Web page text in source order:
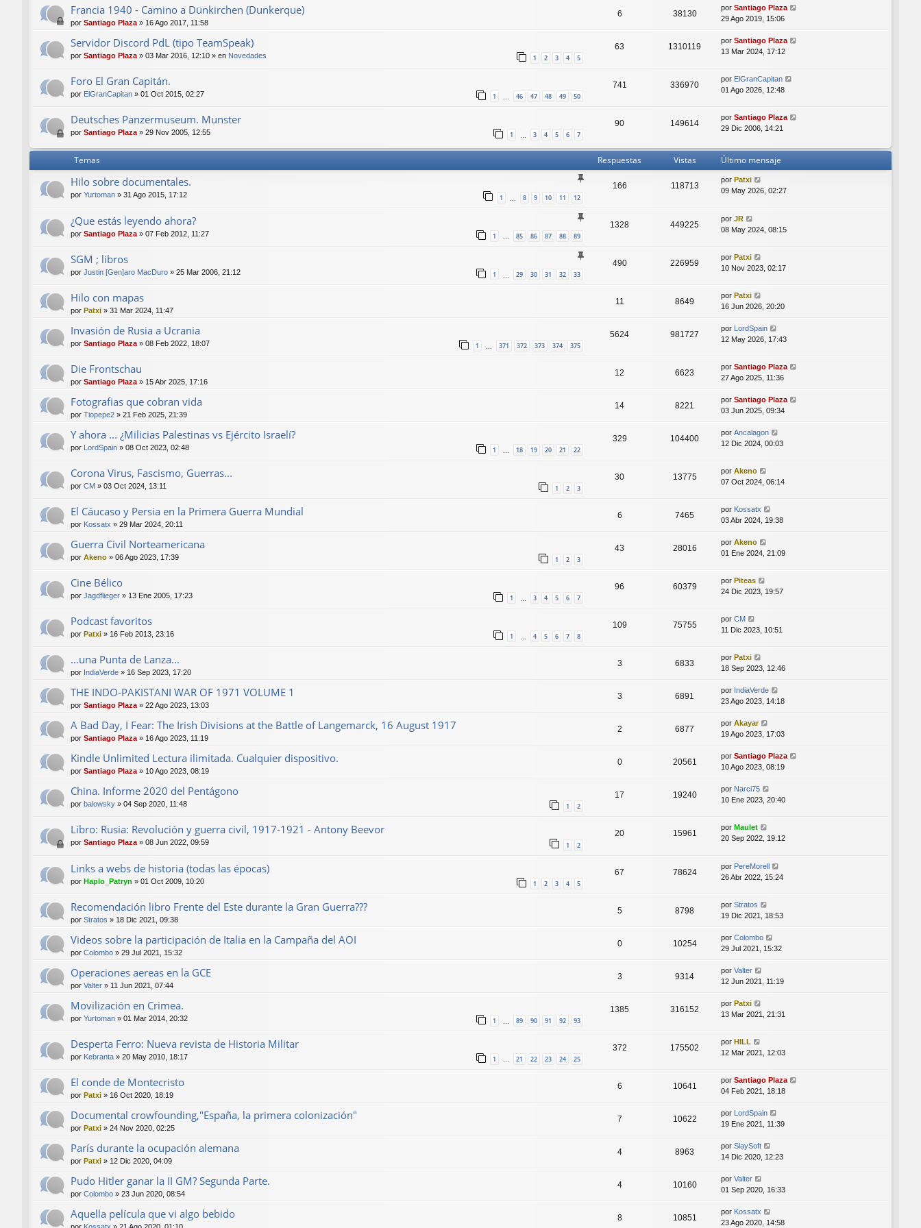
Francia 1940 - Camino a Dünkirchen (Dunkerque)
por Santiago Plaza » 16 Ago 2017, 11:58
6 38130
por Santiago Plaza
29 Ago 2019, 15:06
Servidor Discord PdL (tipo TeamSpeak)
por Santiago Plaza » 03 Mar 2016, 12:10 » en Novedades 1 2 3 4 5
63 1310119
por Santiago Plaza
13 Mar 2024, 17:12
Foro El Gran Capitán.
por ElGranCapitan » 01 Oct 2015, 02:27 1 … 46 47 48 49 50
741 336970
por ElGranCapitan
01 Ago 2026, 12:48
Deutsches Panzermuseum. Munster
por Santiago Plaza » 29 Nov 2005, 12:55 1 … 3 4 5 6 7
90 149614
por Santiago Plaza
29 Dic 2006, 14:21
Temas Respuestas Vistas Último mensaje
Hilo sobre documentales.
por Yurtoman » 31 Ago 2015, 17:12 1 8 9 10 11 12
166 118713
por Patxi
09 May 2026, 02:27
¿Que estás leyendo ahora?
por Santiago Plaza » 07 Feb 2012, 11:27 1 85 86 87 88 89
1328 449225
por JR
08 May 2024, 08:15
SGM ; libros
por Justin [Gen]aro MacDuro » 25 Mar 2006, 21:12 1 29 30 31 32 33
490 226959
por Patxi
10 Nov 2023, 02:17
Hilo con mapas
por Patxi » 31 Mar 2024, 11:47
11 8649
por Patxi
16 Jun 2026, 20:20
Invasión de Rusia a Ucrania
por Santiago Plaza » 08 Feb 2022, 18:07 1 371 372 373 374 375
5624 981727
por LordSpain
12 May 2026, 17:43
Die Frontschau
por Santiago Plaza » 15 Abr 2025, 17:16
12 6623
por Santiago Plaza
27 Ago 2025, 11:36
Fotografias que cobran vida
por Tiopepe2 » 21 Feb 2025, 21:39
14 8221
por Santiago Plaza
03 Jun 2025, 09:34
Y ahora ... ¿Milicias Palestinas vs Ejército Israelí?
por LordSpain » 08 Oct 2023, 02:48 1 18 19 20 21 22
329 104400
por Ancalagon
12 Dic 2024, 00:03
Corona Virus, Fascismo, Guerras...
por CM » 03 Oct 2024, 13:11 1 2 3
30 13775
por Akeno
07 Oct 2024, 06:14
El Cáucaso y Persia en la Primera Guerra Mundial
por Kossatx » 29 Mar 2024, 20:11
6 7465
por Kossatx
03 Abr 2024, 19:38
Guerra Civil Norteamericana
por Akeno » 06 Ago 2023, 17:39 1 2 3
43 28016
por Akeno
01 Ene 2024, 21:09
Cine Bélico
por Jagdflieger » 13 Ene 2005, 17:23 1 … 3 4 5 6 7
96 60379
por Piteas
24 Dic 2023, 19:57
Podcast favoritos
por Patxi » 16 Feb 2013, 23:16 1 … 4 5 6 7 8
109 75755
por CM
11 Dic 2023, 10:51
...una Punta de Lanza...
por IndiaVerde » 16 Sep 2023, 17:20
3 6833
por Patxi
18 Sep 2023, 12:46
THE INDO-PAKISTANI WAR OF 1971 VOLUME 1
por Santiago Plaza » 22 Ago 2023, 13:03
3 6891
por IndiaVerde
23 Ago 2023, 14:18
A Bad Day, I Fear: The Irish Divisions at the Battle of Langemarck, 16 August 1917
por Santiago Plaza » 16 Ago 2023, 11:19
2 6877
por Akayar
19 Ago 2023, 17:03
Kindle Unlimited Lectura ilimitada. Cualquier dispositivo.
por Santiago Plaza » 10 Ago 2023, 08:19
0 20561
por Santiago Plaza
10 Ago 2023, 08:19
China. Informe 2020 del Pentágono
por balowsky » 04 Sep 2020, 11:48 1 2
17 19240
por Narci75
10 Ene 2023, 20:40
Libro: Rusia: Revolución y guerra civil, 1917-1921 - Antony Beevor
por Santiago Plaza» 08 Jun 2022, 09:59 1 2
20 15961
por Maulet
20 Sep 2022, 19:12
Links a webs de historia (todas las épocas)
por Haplo_Patryn » 01 Oct 2009, 10:20 1 2 3 4 5
67 78624
por PereMorell
26 Abr 2022, 15:24
Recomendación libro Frente del Este durante la Gran Guerra???
por Stratos » 18 Dic 2021, 09:38
5 8798
por Stratos
19 Dic 2021, 18:53
Videos sobre la participación de Italia en la Campaña del AOI
por Colombo » 29 Jul 2021, 15:32
0 10254
por Colombo
29 Jul 2021, 15:32
Operaciones aereas en la GCE
por Valter » 11 Jun 2021, 07:44
3 9314
por Valter
12 Jun 2021, 11:19
Movilización en Crimea.
por Yurtoman » 01 Mar 2014, 20:32 1 89 90 91 92 93
1385 316152
por Patxi
13 Mar 2021, 21:31
Desperta Ferro: Nueva revista de Historia Militar
por Kebranta » 20 May 2010, 18:17 1 21 22 23 24 25
372 175502
por HILL
12 Mar 2021, 12:03
El conde de Montecristo
por Patxi » 16 Oct 2020, 18:19
6 10641
por Santiago Plaza
04 Feb 2021, 18:18
Documental crowfounding,"España, la primera colonización"
por Patxi » 24 Nov 2020, 02:25
7 10622
por LordSpain
19 Ene 2021, 11:39
París durante la ocupación alemana
por Patxi » 12 Dic 2020, 04:09
4 8963
por SlaySoft
14 Dic 2020, 12:23
Pudo Hitler ganar la II GM? Segunda Parte.
por Colombo » 23 Jun 2020, 08:54
4 10160
por Valter
01 Sep 2020, 16:33
Aquella película que vi algo bebido 8 10851
por Kossatx
23 Ago 2020, 14:58